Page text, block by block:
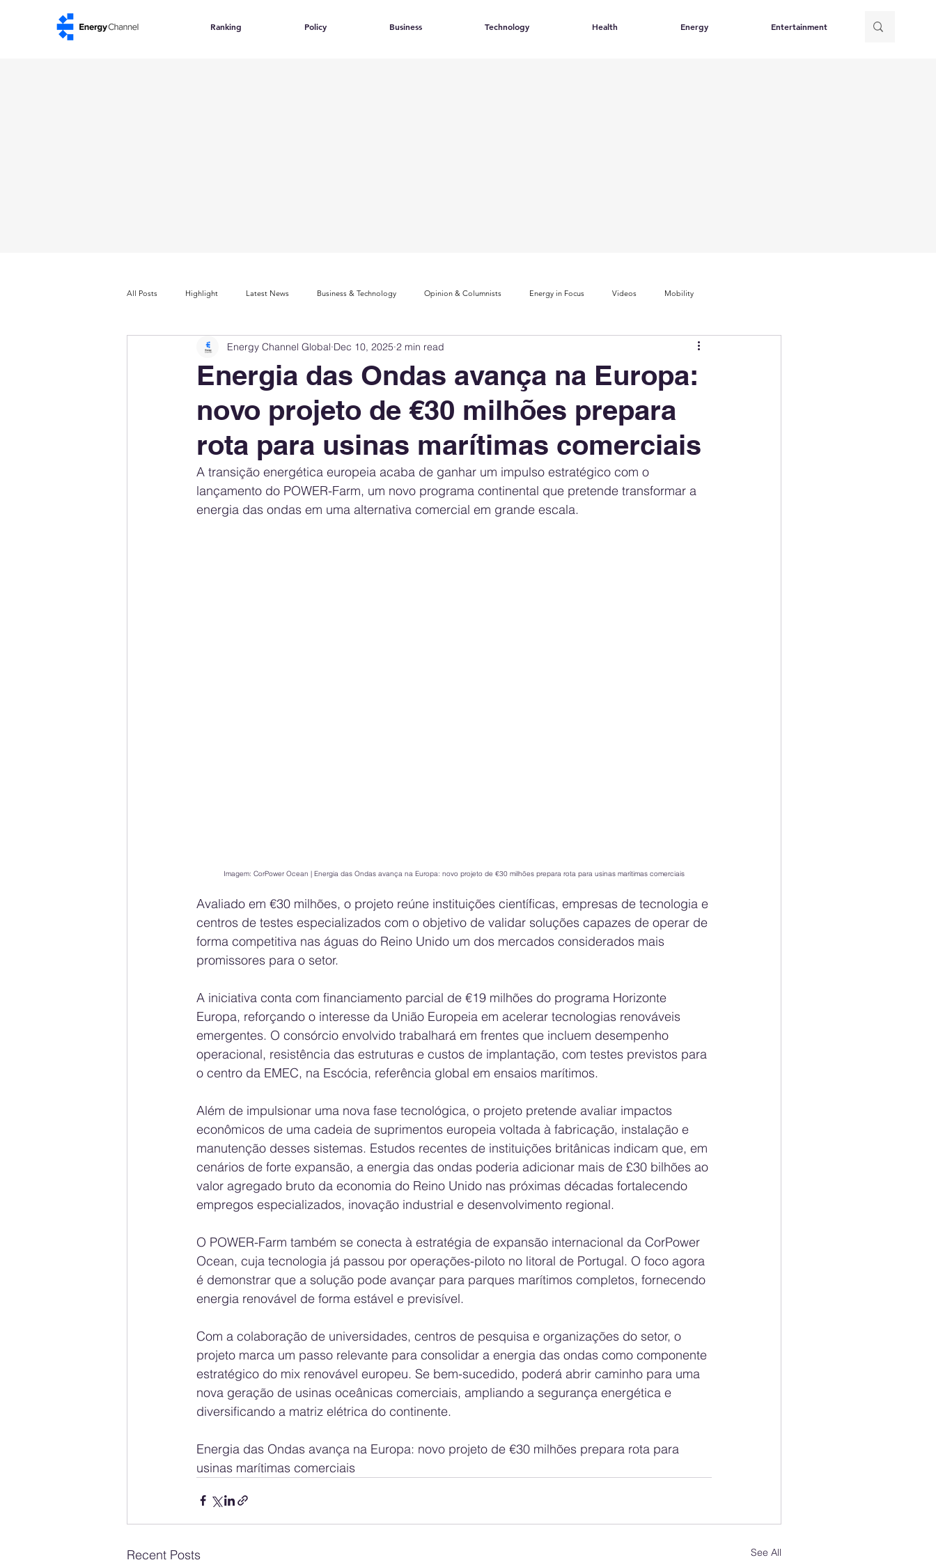
Ranking Policy Business Technology Health Energy Entertainment
All Posts Highlight Latest News Business & Technology Opinion & Columnists Energy in Focus Videos Mobility
Company Rankings Market Leaders Innovation Index Sustainability & ESG Index Electric Mobility Ranking
Energy Storage Ranking United States Policy Public Policy Energy Policy Brand Perception Consumer Choice
Geopolitics
Financial Markets Companies Corporate Strategy
Energia das Ondas avança na Europa:
novo projeto de €30 milhões prepara
rota para usinas marítimas comerciais
Energy Channel Global Dec 10, 2025 2 min read
A transição energética europeia acaba de ganhar um impulso estratégico com o
lançamento do POWER-Farm, um novo programa continental que pretende transformar a
energia das ondas em uma alternativa comercial em grande escala.
Imagem: CorPower Ocean | Energia das Ondas avança na Europa: novo projeto de €30 milhões prepara rota para usinas marítimas comerciais
Avaliado em €30 milhões, o projeto reúne instituições científicas, empresas de tecnologia e
centros de testes especializados com o objetivo de validar soluções capazes de operar de
forma competitiva nas águas do Reino Unido um dos mercados considerados mais
promissores para o setor.
A iniciativa conta com financiamento parcial de €19 milhões do programa Horizonte
Europa, reforçando o interesse da União Europeia em acelerar tecnologias renováveis
emergentes. O consórcio envolvido trabalhará em frentes que incluem desempenho
operacional, resistência das estruturas e custos de implantação, com testes previstos para
o centro da EMEC, na Escócia, referência global em ensaios marítimos.
Além de impulsionar uma nova fase tecnológica, o projeto pretende avaliar impactos
econômicos de uma cadeia de suprimentos europeia voltada à fabricação, instalação e
manutenção desses sistemas. Estudos recentes de instituições britânicas indicam que, em
cenários de forte expansão, a energia das ondas poderia adicionar mais de £30 bilhões ao
valor agregado bruto da economia do Reino Unido nas próximas décadas fortalecendo
empregos especializados, inovação industrial e desenvolvimento regional.
O POWER-Farm também se conecta à estratégia de expansão internacional da CorPower
Ocean, cuja tecnologia já passou por operações-piloto no litoral de Portugal. O foco agora
é demonstrar que a solução pode avançar para parques marítimos completos, fornecendo
energia renovável de forma estável e previsível.
Com a colaboração de universidades, centros de pesquisa e organizações do setor, o
projeto marca um passo relevante para consolidar a energia das ondas como componente
estratégico do mix renovável europeu. Se bem-sucedido, poderá abrir caminho para uma
nova geração de usinas oceânicas comerciais, ampliando a segurança energética e
diversificando a matriz elétrica do continente.
Energia das Ondas avança na Europa: novo projeto de €30 milhões prepara rota para
usinas marítimas comerciais
Recent Posts See All